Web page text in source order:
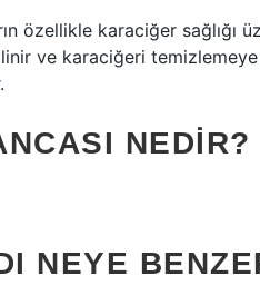
özellikle karaciğer sağlığı
ve karaciğeri temizlemeye
NEDIR?
NEYE